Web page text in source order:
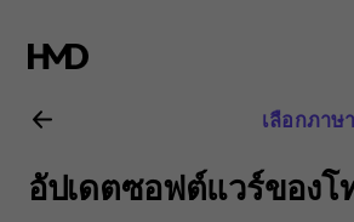
คู่มือ
ผู้
ใช้
เลือกภาษา
อัปเดตซอฟต์แวร์ของโ